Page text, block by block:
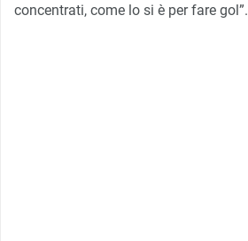
concentrati, come lo si è per fare gol”.